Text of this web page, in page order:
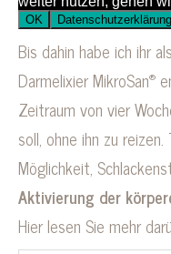
Bis dahin habe ich ihr
Darmelixier MikroSan®
Zeitraum von vier
soll, ohne ihn zu
Möglichkeit,
Aktivierung der
Hier lesen Sie mehr